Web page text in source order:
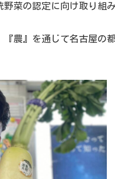
野菜の認定に向け取り組
『農』を通じて名古屋の